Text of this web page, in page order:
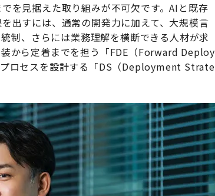
を見据えた取り組みが不可欠です。AIと既存
出すには、通常の開発力に加えて、大規模言
制、さらには業務理解を横断できる人材が求
から定着までを担う「FDE（Forward Deploy
ロセスを設計する「DS（Deployment Strate